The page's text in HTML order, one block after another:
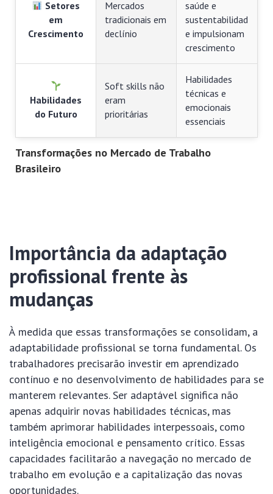
Transformações no Mercado de Trabalho
Brasileiro
Setores
em
Crescimento
Mercados
tradicionais em
declínio
saúde e
sustentabilidad
e impulsionam
crescimento
Habilidades
do Futuro
Soft skills não
eram
prioritárias
Habilidades
técnicas e
emocionais
essenciais
Importância da adaptação
profissional frente às
mudanças
À medida que essas transformações se consolidam, a
adaptabilidade profissional se torna fundamental. Os
trabalhadores precisarão investir em aprendizado
contínuo e no desenvolvimento de habilidades para se
manterem relevantes. Ser adaptável significa não
apenas adquirir novas habilidades técnicas, mas
também aprimorar habilidades interpessoais, como
inteligência emocional e pensamento crítico. Essas
capacidades facilitarão a navegação no mercado de
trabalho em evolução e a capitalização das novas
oportunidades.